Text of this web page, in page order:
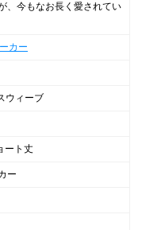
、今もなお長く愛されてい
カー
ウィーブ
ート丈
ー